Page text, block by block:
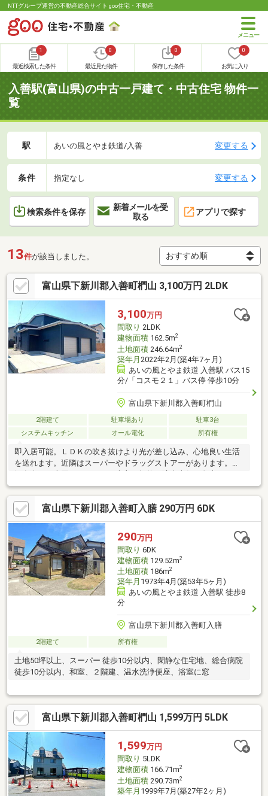
NTTグループ運営の不動産総合サイト goo住宅・不動産
1
最近検索した条件
0
最近見た物件
0
保存した条件
0
お気に入り
入善駅(富山県)の中古一戸建て・中古住宅 物件一
覧
駅 あいの風とやま鉄道/入善 変更する
条件 指定なし 変更する
検索条件を保存
新着メールを受
取る
アプリで探す
13件が該当しました。
富山県下新川郡入善町椚山 3,100万円 2LDK
3,100万円
間取り 2LDK
建物面積162.5m2
土地面積246.64m2
築年月 2022年2月(築4年7ヶ月)
あいの風とやま鉄道 入善駅 バス15
分/「コスモ２１」バス停 停歩10分
富山県下新川郡入善町椚山
2階建て 駐車場あり
駐車3台
システムキッチン
オール電化 所有権
即入居可能。ＬＤＫの吹き抜けより光が差し込み、心地良い生活
を送れます。近隣はスーパーやドラッグストアーがあります。現
富山県下新川郡入善町入膳 290万円 6DK
290万円
間取り 6DK
建物面積129.52m2
土地面積186m2
築年月 1973年4月(築53年5ヶ月)
あいの風とやま鉄道 入善駅 徒歩8
分
富山県下新川郡入善町入膳
2階建て 所有権
土地50坪以上、スーパー 徒歩10分以内、閑静な住宅地、総合病院
徒歩10分以内、和室、２階建、温水洗浄便座、浴室に窓
富山県下新川郡入善町椚山 1,599万円 5LDK
1,599万円
間取り 5LDK
建物面積166.71m2
土地面積290.73m2
築年月 1999年7月(築27年2ヶ月)